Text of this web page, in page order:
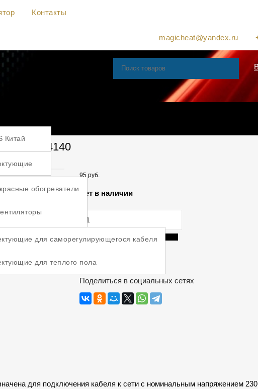
Китай
Корея
обогреватели
пушки
конвекторы
для саморегулирующегося кабеля
для теплого пола
Контакты
magicheat@yandex.ru
белая 4140
95 руб.
Нет в наличии
НЕТ В НАЛИЧИИ
Поделиться в социальных сетях
для подключения кабеля к сети с номинальным напряжением